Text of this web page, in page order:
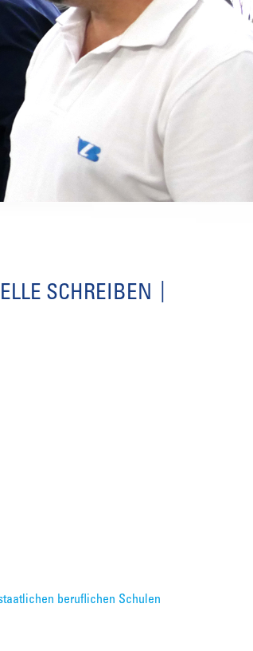
SCHREIBEN
beruflichen Schulen